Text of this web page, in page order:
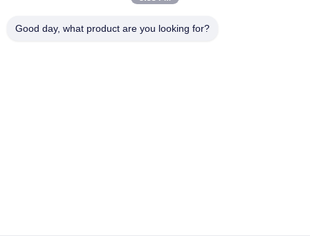
Noten-Art thermischer Trennschalter-Plastikverschluss-
Good day, what product are you looking for?